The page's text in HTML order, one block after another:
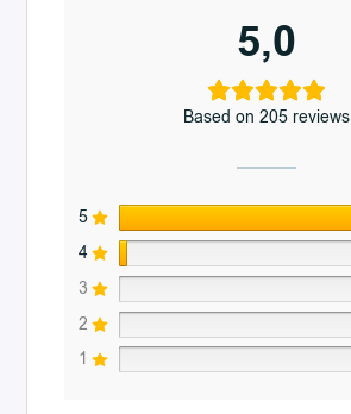
5,0
Based on 205 reviews
5
4
3
2
1